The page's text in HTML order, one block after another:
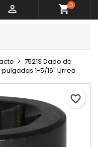
 shopping_cart0
7521S Dado de
1-5/16" Urrea
favorite_border
Cancelar
Cancelar